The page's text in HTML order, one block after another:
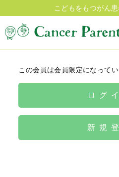
こどもをもつがん
この会員は会員限定になってい
ログ
新規